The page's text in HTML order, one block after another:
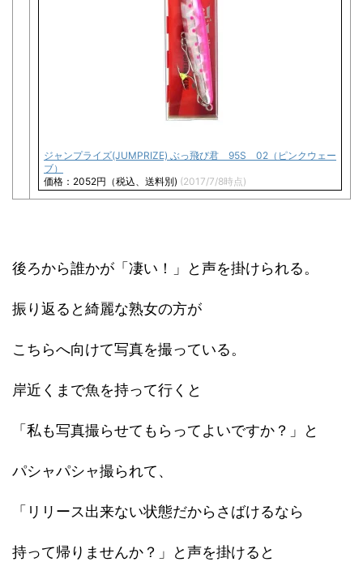
ジャンプライズ(JUMPRIZE) ぶっ飛び君 95S 02（ピンクウェー
ブ）
価格：2052円（税込、送料別) (2017/7/8時点)
後ろから誰かが「凄い！」と声を掛けられる。
振り返ると綺麗な熟女の方が
こちらへ向けて写真を撮っている。
岸近くまで魚を持って行くと
「私も写真撮らせてもらってよいですか？」と
パシャパシャ撮られて、
「リリース出来ない状態だからさばけるなら
持って帰りませんか？」と声を掛けると